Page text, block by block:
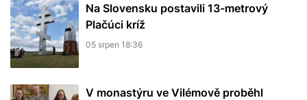
Na Slovensku postavili 13-metrový
Plačúci kríž
05 srpen 18:36
V monastýru ve Vilémově proběhl